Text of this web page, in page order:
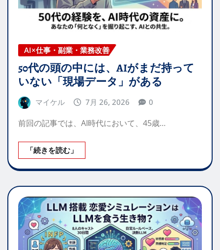
AI×仕事・副業・業務改善
50代の頭の中には、AIがまだ持って
いない「現場データ」がある
マイケル 7月 26, 2026 0
前回の記事では、AI時代において、45歳…
「続きを読む」